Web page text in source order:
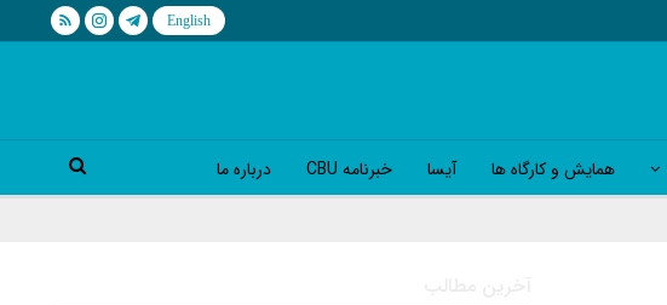
همایش و کارگاه ها آیسا خبرنامه CBU درباره ما
آخرین مطالب